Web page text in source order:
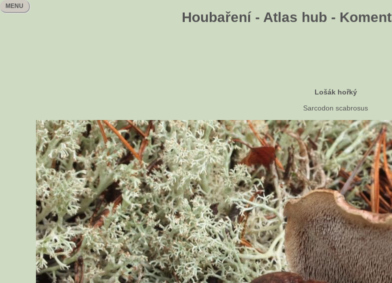
Houbaření - Atlas hub -
MENU
Lošák hořký
Sarcodon scabrosus